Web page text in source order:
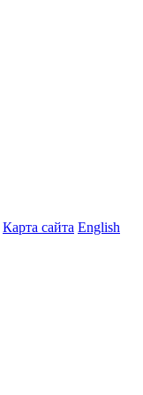
Карта сайта English